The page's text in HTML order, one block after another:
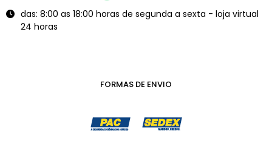
das: 8:00 as 18:00 horas de segunda a sexta - loja virtual
24 horas
FORMAS DE ENVIO